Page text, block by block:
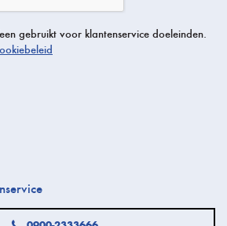
gebruikt voor klantenservice doeleinden.